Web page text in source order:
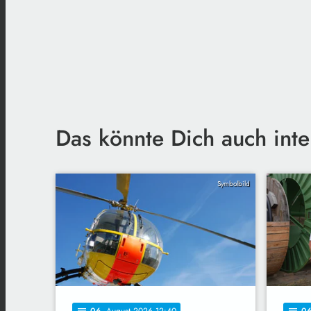
Das könnte Dich auch
Symbolbild